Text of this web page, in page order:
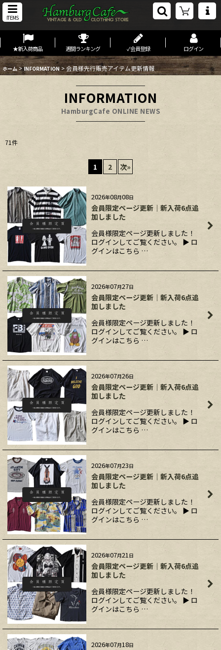
ITEMS
★新入荷商品 週間ランキング ✓会員登録 ログイン
ホーム > INFORMATION >会員様先行販売アイテム更新情報
INFORMATION
HamburgCafe ONLINE NEWS
71件
1 2 次»
2026年08月08日
会員限定ページ更新｜新入荷6点追
加しました
会員様限定ページ更新しました！
ログインしてご覧ください。 ▶ ロ
グインはこちら …
2026年07月27日
会員限定ページ更新｜新入荷6点追
加しました
会員様限定ページ更新しました！
ログインしてご覧ください。 ▶ ロ
グインはこちら …
2026年07月26日
会員限定ページ更新｜新入荷6点追
加しました
会員様限定ページ更新しました！
ログインしてご覧ください。 ▶ ロ
グインはこちら …
2026年07月23日
会員限定ページ更新｜新入荷6点追
加しました
会員様限定ページ更新しました！
ログインしてご覧ください。 ▶ ロ
グインはこちら …
2026年07月21日
会員限定ページ更新｜新入荷6点追
加しました
会員様限定ページ更新しました！
ログインしてご覧ください。 ▶ ロ
グインはこちら …
2026年07月18日